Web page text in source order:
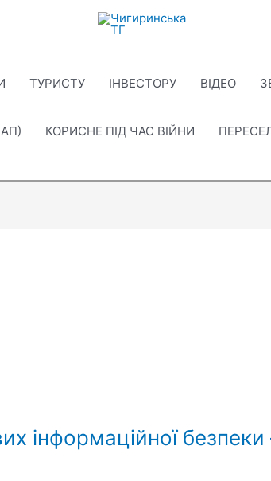
ТУРИСТУ ІНВЕСТОРУ ВІДЕО
КОРИСНЕ ПІД ЧАС ВІЙНИ
інформаційної безпеки